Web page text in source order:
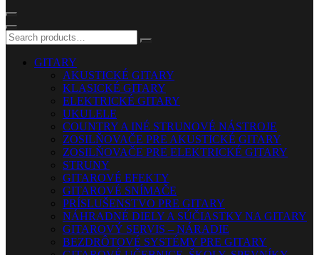
GITARY
AKUSTICKÉ GITARY
KLASICKÉ GITARY
ELEKTRICKÉ GITARY
UKULELE
COUNTRY A INÉ STRUNOVÉ NÁSTROJE
ZOSILŇOVAČE PRE AKUSTICKÉ GITARY
ZOSILŇOVAČE PRE ELEKTRICKÉ GITARY
STRUNY
GITAROVÉ EFEKTY
GITAROVÉ SNÍMAČE
PRÍSLUŠENSTVO PRE GITARY
NÁHRADNÉ DIELY A SÚČIASTKY NA GITARY
GITAROVÝ SERVIS – NÁRADIE
BEZDRÔTOVÉ SYSTÉMY PRE GITARY